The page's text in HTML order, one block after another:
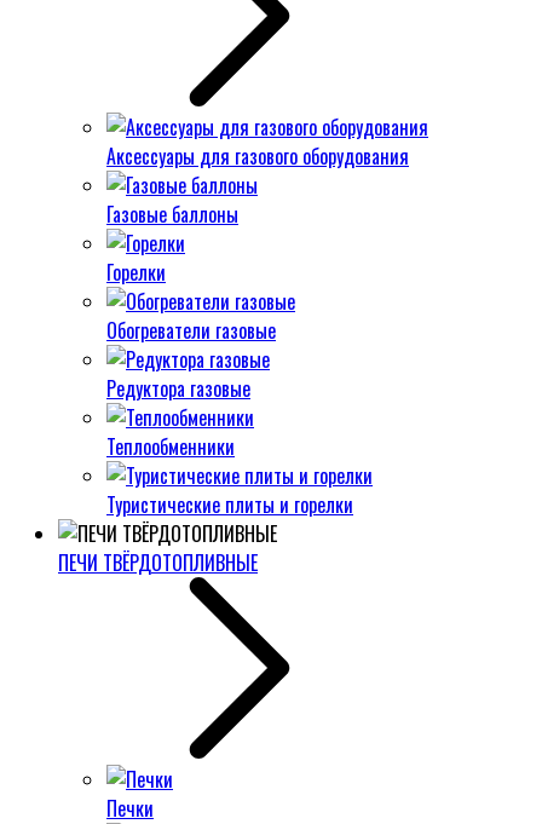
Аксессуары для газового оборудования
Газовые баллоны
Горелки
Обогреватели газовые
Редуктора газовые
Теплообменники
Туристические плиты и горелки
ПЕЧИ ТВЁРДОТОПЛИВНЫЕ
Печки